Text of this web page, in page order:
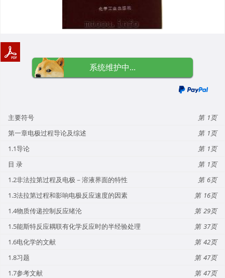
系统维护中...
主要符号
1
第一章电极过程导论及综述
1
1.1导论
1
目 录
1
1.2非法拉第过程及电极－溶液界面的特性
6
1.3法拉第过程和影响电极反应速度的因素
16
1.4物质传递控制反应绪沦
29
1.5能斯特反应耦联有化学反应时的半经验处理
37
1.6电化学的文献
42
1.8习题
47
1.7参考文献
47